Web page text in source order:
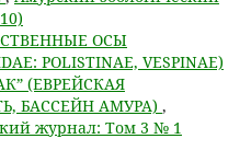
ОСЫ
POLISTINAE, VESPINAE)
(ЕВРЕЙСКАЯ
БАССЕЙН АМУРА) ,
журнал: Том 3 № 1